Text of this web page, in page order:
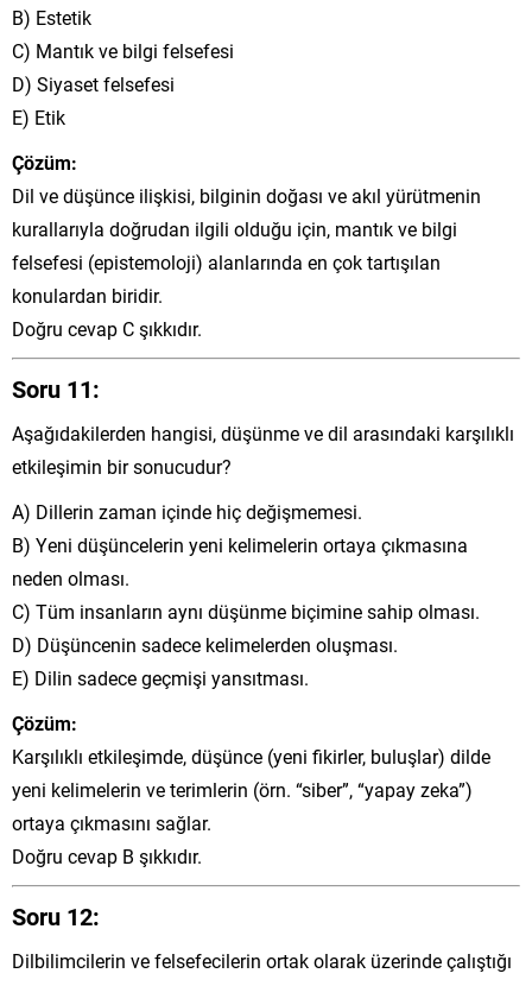
B) Estetik
C) Mantık ve bilgi felsefesi
D) Siyaset felsefesi
E) Etik
Çözüm:
Dil ve düşünce ilişkisi, bilginin doğası ve akıl yürütmenin
kurallarıyla doğrudan ilgili olduğu için, mantık ve bilgi
felsefesi (epistemoloji) alanlarında en çok tartışılan
konulardan biridir.
Doğru cevap C şıkkıdır.
Soru 11:
Aşağıdakilerden hangisi, düşünme ve dil arasındaki karşılıklı
etkileşimin bir sonucudur?
A) Dillerin zaman içinde hiç değişmemesi.
B) Yeni düşüncelerin yeni kelimelerin ortaya çıkmasına
neden olması.
C) Tüm insanların aynı düşünme biçimine sahip olması.
D) Düşüncenin sadece kelimelerden oluşması.
E) Dilin sadece geçmişi yansıtması.
Çözüm:
Karşılıklı etkileşimde, düşünce (yeni fikirler, buluşlar) dilde
yeni kelimelerin ve terimlerin (örn. “siber”, “yapay zeka”)
ortaya çıkmasını sağlar.
Doğru cevap B şıkkıdır.
Soru 12:
Dilbilimcilerin ve felsefecilerin ortak olarak üzerinde çalıştığı